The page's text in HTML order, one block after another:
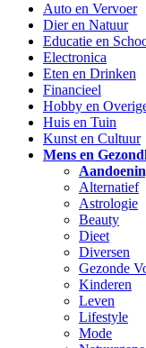
Auto en Vervoer
Dier en Natuur
Educatie en
Electronica
Eten en Drinken
Financieel
Hobby en
Huis en Tuin
Kunst en Cultuur
Mens en
Alternatief
Astrologie
Beauty
Dieet
Diversen
Gezonde
Kinderen
Leven
Lifestyle
Mode